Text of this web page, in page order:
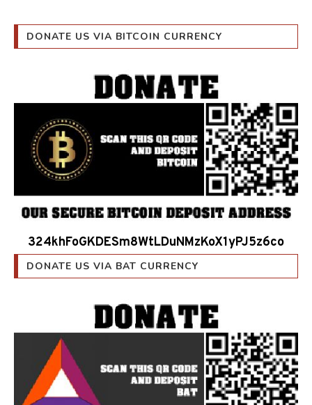
DONATE US VIA BITCOIN CURRENCY
DONATE US VIA BAT CURRENCY